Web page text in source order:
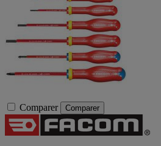
Comparer Comparer